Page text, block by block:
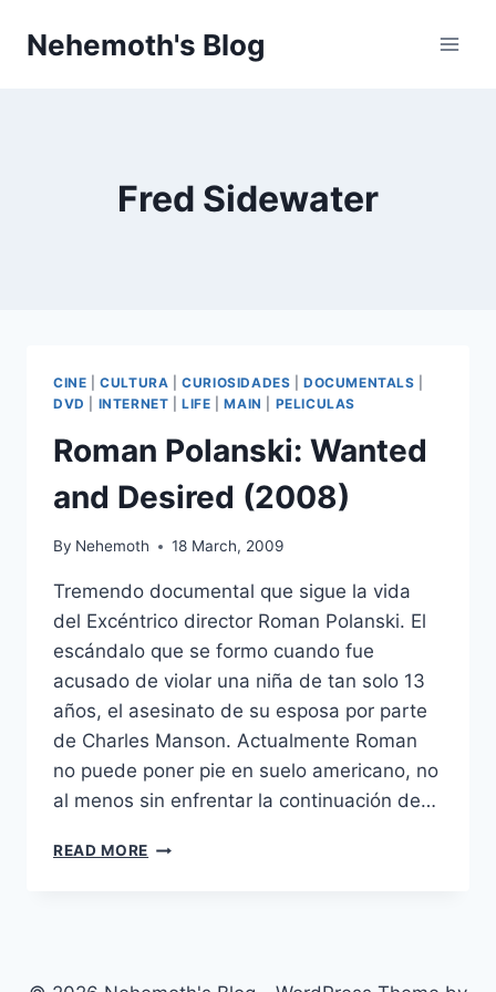
Nehemoth's Blog
Fred Sidewater
CINE |CULTURA |CURIOSIDADES |DOCUMENTALS
DVD
INTERNET |LIFE |MAIN PELICULAS
Roman Polanski: Wanted
and Desired (2008)
By Nehemoth 18 March, 2009
Tremendo documental que sigue la vida
del Excéntrico director Roman Polanski. El
escándalo que se formo cuando fue
acusado de violar una niña de tan solo 13
años, el asesinato de su esposa por parte
de Charles Manson. Actualmente Roman
no puede poner pie en suelo americano, no
al menos sin enfrentar la continuación de…
READ MORE ROMAN